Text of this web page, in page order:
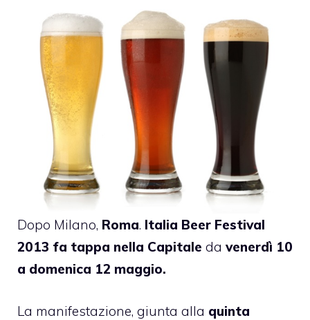
Dopo Milano, Roma. Italia Beer Festival
2013 fa tappa nella Capitale da venerdì 10
a domenica 12 maggio.
La manifestazione, giunta alla quinta